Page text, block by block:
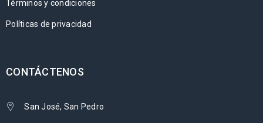
Términos y condiciones
Políticas de privacidad
CONTÁCTENOS
San José, San Pedro